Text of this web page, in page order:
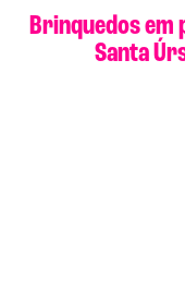
Brinquedos em
Santa